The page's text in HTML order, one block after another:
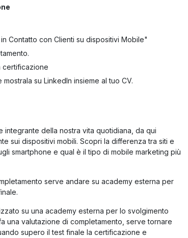
Contatto con Clienti su dispositivi Mobile"
certificazione
su LinkedIn insieme al tuo CV.
integrante della nostra vita quotidiana, da qui
sui dispositivi mobili. Scopri la differenza tra siti e
smartphone e qual è il tipo di mobile marketing più
serve andare su academy esterna per
su una academy esterna per lo svolgimento
una valutazione di completamento, serve tornare
supero il test finale la certificazione e